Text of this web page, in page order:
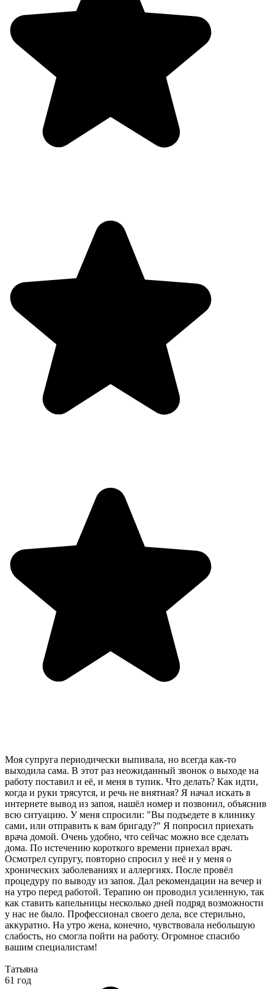
Моя супруга периодически выпивала, но всегда как-то
выходила сама. В этот раз неожиданный звонок о выходе на
работу поставил и её, и меня в тупик. Что делать? Как идти,
когда и руки трясутся, и речь не внятная? Я начал искать в
интернете вывод из запоя, нашёл номер и позвонил, объяснив
всю ситуацию. У меня спросили: "Вы подъедете в клинику
сами, или отправить к вам бригаду?" Я попросил приехать
врача домой. Очень удобно, что сейчас можно все сделать
дома. По истечению короткого времени приехал врач.
Осмотрел супругу, повторно спросил у неё и у меня о
хронических заболеваниях и аллергиях. После провёл
процедуру по выводу из запоя. Дал рекомендации на вечер и
на утро перед работой. Терапию он проводил усиленную, так
как ставить капельницы несколько дней подряд возможности
у нас не было. Профессионал своего дела, все стерильно,
аккуратно. На утро жена, конечно, чувствовала небольшую
слабость, но смогла пойти на работу. Огромное спасибо
вашим специалистам!
Татьяна
61 год